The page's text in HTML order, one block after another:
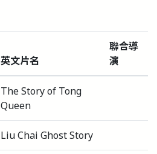
英文片名
聯合導
演
The Story of Tong
Queen
Liu Chai Ghost Story